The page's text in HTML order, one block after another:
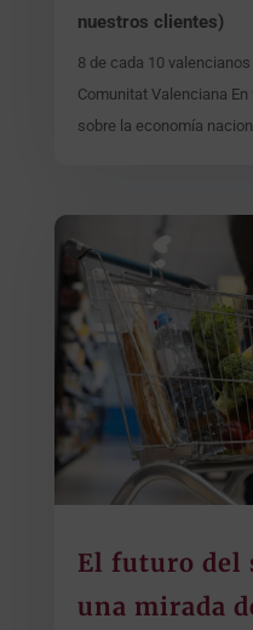
nuestros clientes)
8 de cada 10
Comunitat Valenciana
sobre la economía
El futuro del
una mirada